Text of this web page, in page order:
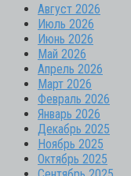
Август 2026
Июль 2026
Июнь 2026
Май 2026
Апрель 2026
Март 2026
Февраль 2026
Январь 2026
Декабрь 2025
Ноябрь 2025
Октябрь 2025